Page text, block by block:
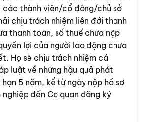
các thành viên/cổ đông/chủ sở
chịu trách nhiệm liên đới thanh
thanh toán, số thuế chưa nộp
lợi của người lao động chưa
Họ sẽ chịu trách nhiệm cá
luật về những hậu quả phát
5 năm, kể từ ngày nộp hồ sơ
đến Cơ quan đăng ký